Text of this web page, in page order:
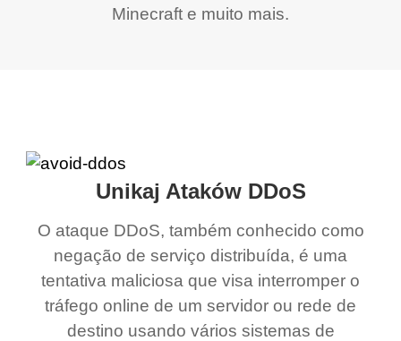
Minecraft e muito mais.
Unikaj Ataków DDoS
O ataque DDoS, também conhecido como
negação de serviço distribuída, é uma
tentativa maliciosa que visa interromper o
tráfego online de um servidor ou rede de
destino usando vários sistemas de